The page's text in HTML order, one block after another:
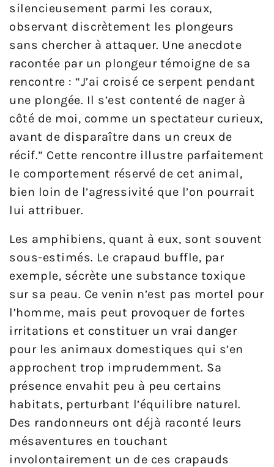
silencieusement parmi les coraux,
observant discrètement les plongeurs
sans chercher à attaquer. Une anecdote
racontée par un plongeur témoigne de sa
rencontre : “J’ai croisé ce serpent pendant
une plongée. Il s’est contenté de nager à
côté de moi, comme un spectateur curieux,
avant de disparaître dans un creux de
récif.” Cette rencontre illustre parfaitement
le comportement réservé de cet animal,
bien loin de l’agressivité que l’on pourrait
lui attribuer.
Les amphibiens, quant à eux, sont souvent
sous-estimés. Le crapaud buffle, par
exemple, sécrète une substance toxique
sur sa peau. Ce venin n’est pas mortel pour
l’homme, mais peut provoquer de fortes
irritations et constituer un vrai danger
pour les animaux domestiques qui s’en
approchent trop imprudemment. Sa
présence envahit peu à peu certains
habitats, perturbant l’équilibre naturel.
Des randonneurs ont déjà raconté leurs
mésaventures en touchant
involontairement un de ces crapauds